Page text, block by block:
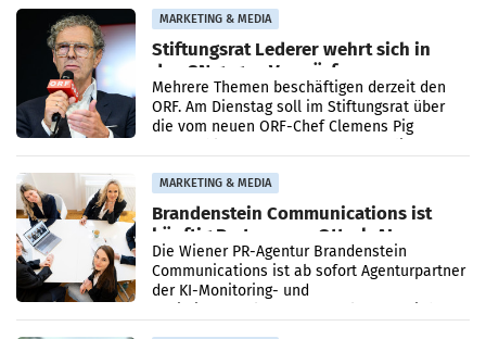
verdoppelte (+102
MARKETING & MEDIA
Stiftungsrat Lederer wehrt sich in
den SN gegen Vorwürfe
Mehrere Themen beschäftigen derzeit den
ORF. Am Dienstag soll im Stiftungsrat über
die vom neuen ORF-Chef Clemens Pig
MARKETING & MEDIA
Brandenstein Communications ist
künftig Partner von OtterlyAI
Die Wiener PR-Agentur Brandenstein
Communications ist ab sofort Agenturpartner
der KI-Monitoring- und